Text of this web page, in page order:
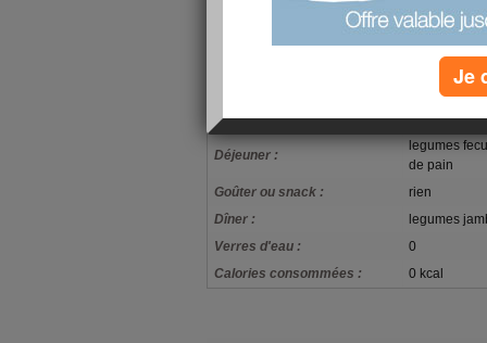
y a t-il des amies pour m'aider merci
Petit-déjeuner : pain beurre
Déjeuner :
legumes
de pain
Goûter ou snack :
rien
Dîner :
legumes
Verres d'eau :
0
Calories consommées :
0 kcal
Je